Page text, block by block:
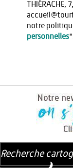
notre
personnelles".
Recherche